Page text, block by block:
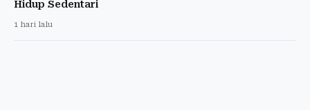
Hidup Sedentari
1 hari lalu